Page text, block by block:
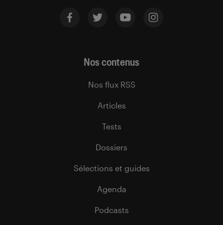
Nos contenus
Nos flux RSS
Articles
Tests
Dossiers
Sélections et guides
Agenda
Podcasts